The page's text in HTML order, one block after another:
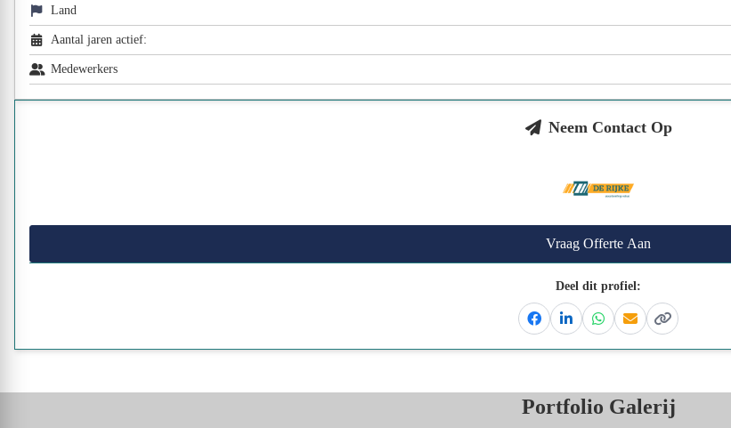
Land
Aantal jaren actief:
Medewerkers
Neem Contact Op
Vraag Offerte Aan
Deel dit profiel:
FacebookLinkedinWhatsapp
EmailKopieer link
Portfolio Galerij